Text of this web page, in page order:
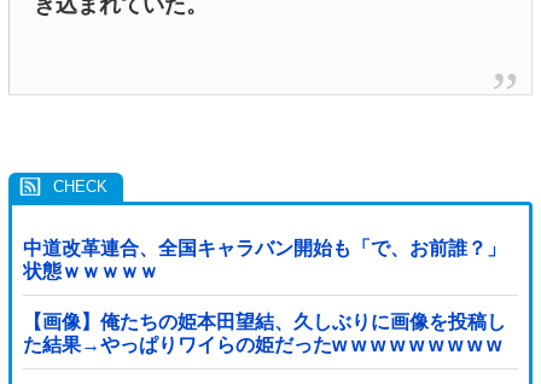
き込まれていた。
中道改革連合、全国キャラバン開始も「で、お前誰？」
状態ｗｗｗｗｗ
【画像】俺たちの姫本田望結、久しぶりに画像を投稿し
た結果→やっぱりワイらの姫だったw w w w w w w w w
w